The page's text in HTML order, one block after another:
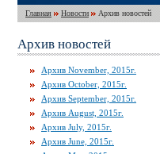
Главная Новости Архив новостей
Архив новостей
Архив November, 2015г.
Архив October, 2015г.
Архив September, 2015г.
Архив August, 2015г.
Архив July, 2015г.
Архив June, 2015г.